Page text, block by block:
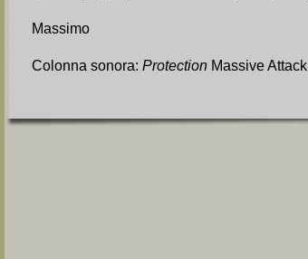
Massimo
Colonna sonora: Protection Massive Attack